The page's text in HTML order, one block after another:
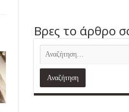
Βρες το άρθρο